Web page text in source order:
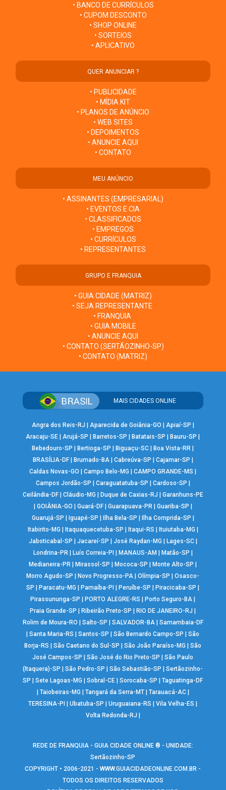
• BANCO DE CURRÍCULOS
• CUPOM DESCONTO
• SHOP ONLINE
• SORTEIOS
• APLICATIVO
QUER ANUNCIAR ?
• PUBLICIDADE
• MÍDIA KIT
• PLANOS DE ANÚNCIO
• WEB SITES
• DEPOIMENTOS
• ANUNCIE AQUI
• CONTATO
MEU ANÚNCIO
• ASSINANTES (EMPRESARIAL)
• EVENTOS E CIA
• CLASSIFICADOS
• EMPREGOS
• CURRÍCULOS
• REPRESENTANTES
GRUPO E FRANQUIA
• GUIA CIDADE (MATRIZ)
• SEJA REPRESENTANTE
• FRANQUIA
• GUIA MOBILE
• ANUNCIE AQUI
• CONTATO (SERTÃOZINHO-SP)
• CONTATO (MATRIZ)
MAIS CIDADES ONLINE
Angra dos Reis-RJ Aparecida de Goiânia-GO Apiaí-SP
Aracaju-SE |Arujá-SP Barretos-SP Batatais-SP Bauru-SP
Bebedouro-SP
Bertioga-SP Biguaçu-SC Boa Vista-RR
BRASÍLIA-DF| Brumado-BA| Cabreúva-SP Cajamar-SP
Caldas Novas-GO
|Campo Belo-MG |CAMPO GRANDE-MS
Campos Jordão-SP
Caraguatatuba-SP Cardoso-SP
Ceilândia-DF| Cláudio-MG Duque de Caxias-RJ
Garanhuns-PE
GOIÂNIA-GO Guará-DF| Guarapuava-PR| Guariba-SP
Guarujá-SP
Iguapé-SP Ilha Bela-SP Ilha Comprida-SP
Itabirito-MG
Itaquaquecetuba-SP Itaqui-RS Ituiutaba-MG
Jaboticabal-SP
Jacareí-SP José Raydan-MG Lages-SC|
Londrina-PR| Luís Correia-PI MANAUS-AM Matão-SP
Medianeira-PR
Mirassol-SP Mococa-SP Monte Alto-SP
Morro Agudo-SP
Novo Progresso-PA |Olímpia-SP |Osasco-
SP
Paracatu-MG Parnaíba-PI Peruíbe-SP Piracicaba-SP
Pirassununga-SP
PORTO ALEGRE-RS Porto Seguro-BA
Praia Grande-SP
Ribeirão Preto-SP RIO DE JANEIRO-RJ
Rolim de Moura-RO
Salto-SP SALVADOR-BA| Samambaia-DF
|Santa Maria-RS |Santos-SP |São Bernardo Campo-SP |São
Borja-RS
|São Caetano do Sul-SP |São João Paraíso-MG |São
José Campos-SP
|São José do Rio Preto-SP |São Paulo
(Itaquera)-SP
|São Pedro-SP |São Sebastião-SP |Sertãozinho-
SP
|Sete Lagoas-MG |Sobral-CE |Sorocaba-SP |Taguatinga-DF
Taiobeiras-MG Tangará da Serra-MT| Tarauacá-AC|
TERESINA-PI
|Ubatuba-SP |Uruguaiana-RS |Vila Velha-ES
Volta Redonda-RJ
REDE DE FRANQUIA - GUIA CIDADE ONLINE ® - UNIDADE:
Sertãozinho-SP
COPYRIGHT • 2006-2021 -WWW.GUIACIDADEONLINE.COM.BR -
TODOS OS DIREITOS RESERVADOS